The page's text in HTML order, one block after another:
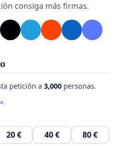
consiga más firmas.
petición a 3,000 personas.
20 € 40 € 80 €